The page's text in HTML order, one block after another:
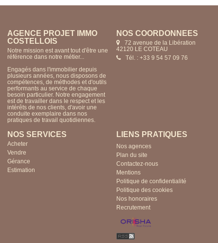
AGENCE PROJET IMMO
COSTELLOIS
Notre mission est avant tout d'être une
référence dans notre métier...
Engagés dans l'immobilier depuis
plusieurs années, nous disposons de
compétences, de méthodes et d'outils
performants au service de chaque
besoin particulier. Notre engagement
est de travailler dans le respect et les
intérêts de nos clients, d'avoir une
conduite exemplaire dans nos
pratiques de travail quotidiennes.
NOS COORDONNÉES
72 avenue de la Libération
42120 LE COTEAU
Tél. : +33 9 54 57 09 76
NOS SERVICES
Acheter
Vendre
Gérance
Estimation
LIENS PRATIQUES
Nos agences
Plan du site
Contactez-nous
Mentions
Politique de confidentialité
Politique des cookies
Nos honoraires
Recrutement